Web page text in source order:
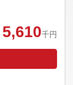
5,610千円